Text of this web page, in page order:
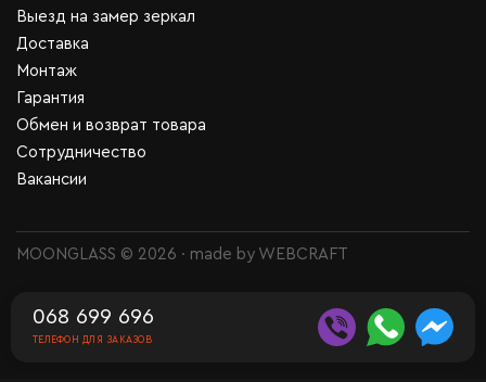
Выезд на замер зеркал
Доставка
Монтаж
Гарантия
Обмен и возврат товара
Сотрудничество
Вакансии
MOONGLASS © 2026 · made by WEBCRAFT
068 699 696
ТЕЛЕФОН ДЛЯ ЗАКАЗОВ